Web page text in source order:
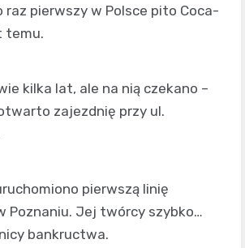
raz pierwszy w Polsce pito Coca-
temu.
kilka lat, ale na nią czekano –
zajezdnię przy ul.
pierwszą linię
Poznaniu. Jej twórcy szybko…
bankructwa.